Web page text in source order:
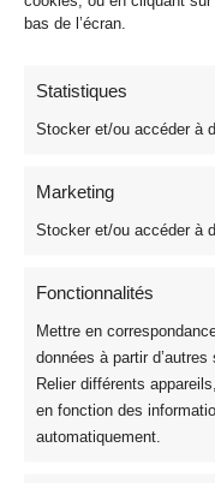
bas de l’écran.
Statistiques
Stocker et/ou accéder à
Marketing
Stocker et/ou accéder à
Fonctionnalités
Mettre en
données à partir d’autres
Relier différents
en fonction des
automatiquement.
Voile de Coton
Coton 3D et
Tissu Coton Enduit
Tissu Coton Uni
Coton Biologique
Tissu Madras
Tissu Vichy Coton
Tissu Licence 2